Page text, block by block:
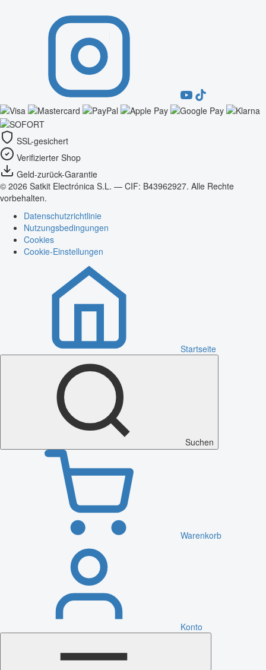
SSL-gesichert
Verifizierter Shop
Geld-zurück-Garantie
© 2026 Satkit Electrónica S.L. — CIF: B43962927. Alle Rechte
vorbehalten.
Datenschutzrichtlinie
Nutzungsbedingungen
Cookies
Cookie-Einstellungen
Startseite
Suchen
Warenkorb
Konto